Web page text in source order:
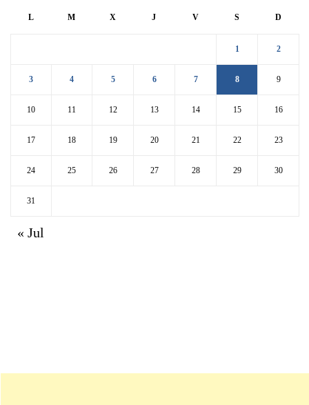
L M X J V S D
1 2
3 4 5 6 7 8 9
10 11 12 13 14 15 16
17 18 19 20 21 22 23
24 25 26 27 28 29 30
31
« Jul